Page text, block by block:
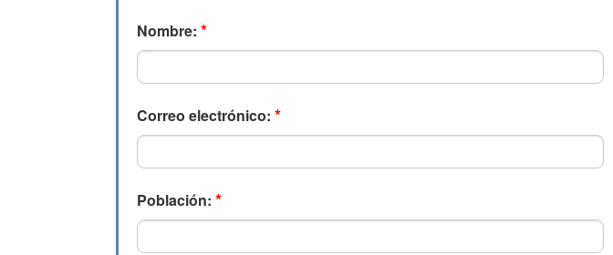
Nombre: *
Correo electrónico: *
Población: *